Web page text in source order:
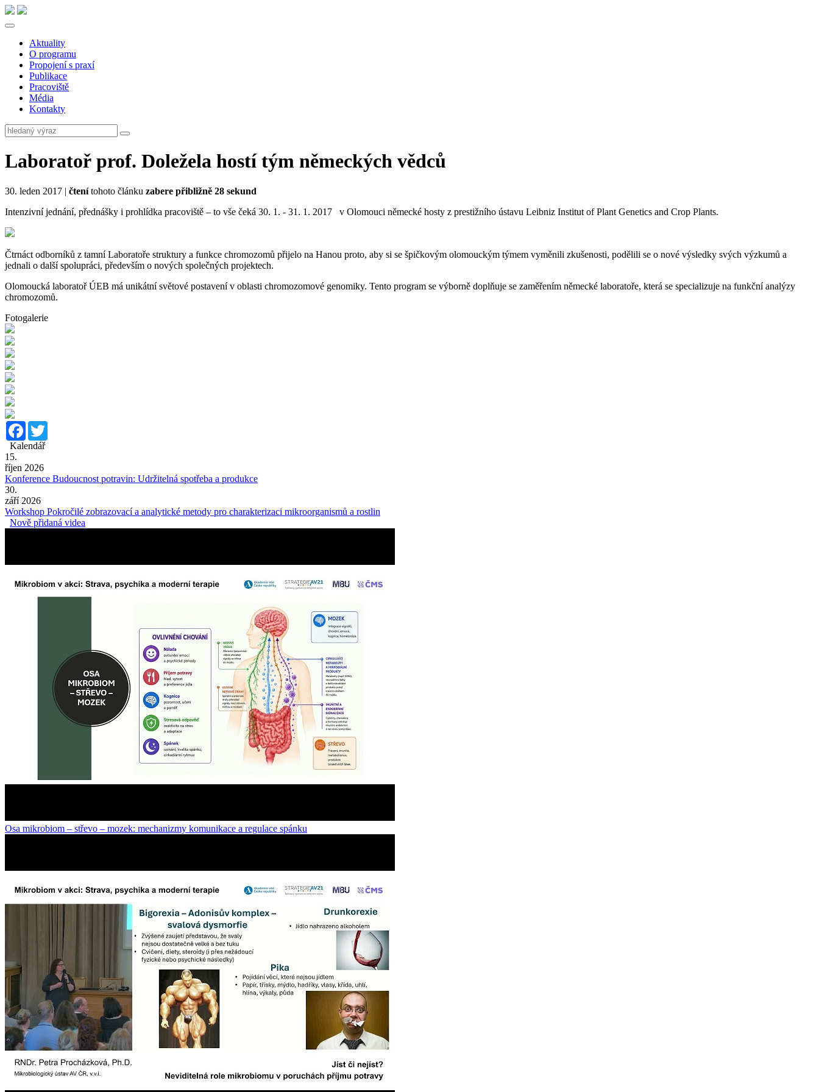
Aktuality
O programu
Propojení s praxí
Publikace
Pracoviště
Média
Kontakty
Laboratoř prof. Doležela hostí tým německých vědců
30. leden 2017 | čtenítohoto článku zabere přibližně 28 sekund
Intenzivní jednání, přednášky i prohlídka pracoviště – to vše čeká 30. 1. - 31. 1. 2017 v Olomouci německé hosty z prestižního ústavu Leibniz Institut of Plant Genetics and Crop Plants.
Čtrnáct odborníků z tamní Laboratoře struktury a funkce chromozomů přijelo na Hanou proto, aby si se špičkovým olomouckým týmem vyměnili zkušenosti, podělili se o nové výsledky svých výzkumů a
jednali o další spolupráci, především o nových společných projektech.
Olomoucká laboratoř ÚEB má unikátní světové postavení v oblasti chromozomové genomiky. Tento program se výborně doplňuje se zaměřením německé laboratoře, která se specializuje na funkční analýzy
chromozomů.
Fotogalerie
Facebook
Kalendář
15.
říjen 2026
Konference Budoucnost potravin: Udržitelná spotřeba a produkce
30.
září 2026
Workshop Pokročilé zobrazovací a analytické metody pro charakterizaci mikroorganismů a rostlin
Nově přidaná videa
Osa mikrobiom – střevo – mozek: mechanizmy komunikace a regulace spánku